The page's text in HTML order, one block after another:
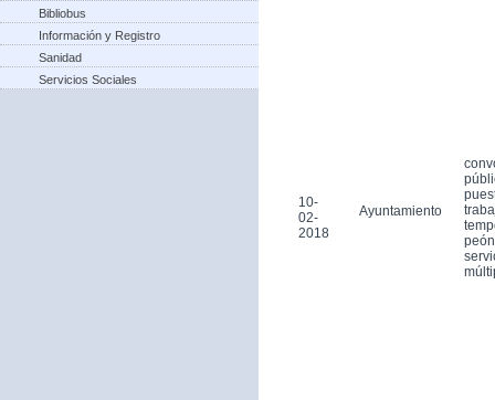
Bibliobus
Información y Registro
Sanidad
Servicios Sociales
10-
02-
2018
Ayuntamiento